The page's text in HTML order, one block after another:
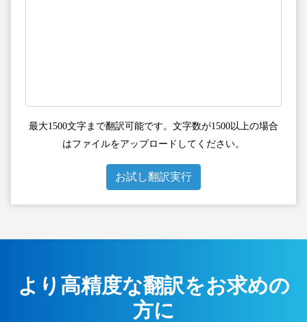
最大1500文字まで翻訳可能です。文字数が1500以上の場合
はファイルをアップロードしてください。
お試し翻訳実行
より高精度な翻訳をお求めの
方に